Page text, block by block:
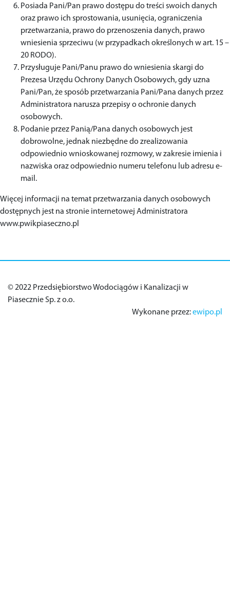
Posiada Pani/Pan prawo dostępu do treści swoich danych
oraz prawo ich sprostowania, usunięcia, ograniczenia
przetwarzania, prawo do przenoszenia danych, prawo
wniesienia sprzeciwu (w przypadkach określonych w art. 15 –
20 RODO).
Przysługuje Pani/Panu prawo do wniesienia skargi do
Prezesa Urzędu Ochrony Danych Osobowych, gdy uzna
Pani/Pan, że sposób przetwarzania Pani/Pana danych przez
Administratora narusza przepisy o ochronie danych
osobowych.
Podanie przez Panią/Pana danych osobowych jest
dobrowolne, jednak niezbędne do zrealizowania
odpowiednio wnioskowanej rozmowy, w zakresie imienia i
nazwiska oraz odpowiednio numeru telefonu lub adresu e-
mail.
Więcej informacji na temat przetwarzania danych osobowych
dostępnych jest na stronie internetowej Administratora
www.pwikpiaseczno.pl
© 2022 Przedsiębiorstwo Wodociągów i Kanalizacji w
Piasecznie Sp. z o.o.
Wykonane przez:ewipo.pl